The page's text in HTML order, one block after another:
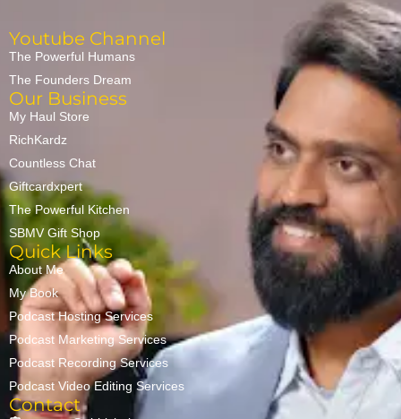
Youtube Channel
The Powerful Humans
The Founders Dream
Our Business
My Haul Store
RichKardz
Countless Chat
Giftcardxpert
The Powerful Kitchen
SBMV Gift Shop
Quick Links
About Me
My Book
Podcast Hosting Services
Podcast Marketing Services
Podcast Recording Services
Podcast Video Editing Services
Contact